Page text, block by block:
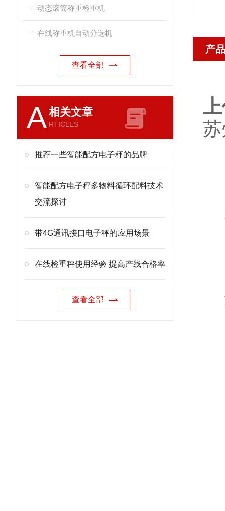
动态滚筒称重检重机
在线称重机自动分选机
查看全部
A相关文章
RTICLES
推荐一些智能配方电子秤的品牌
智能配方电子秤多物料循环配料技术
交流探讨
带4G通讯接口电子秤的应用场景
在线检重秤使用经验 提高产线合格率
查看全部
产